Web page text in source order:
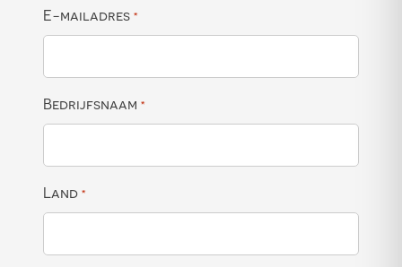
E-mailadres *
Bedrijfsnaam *
Land *